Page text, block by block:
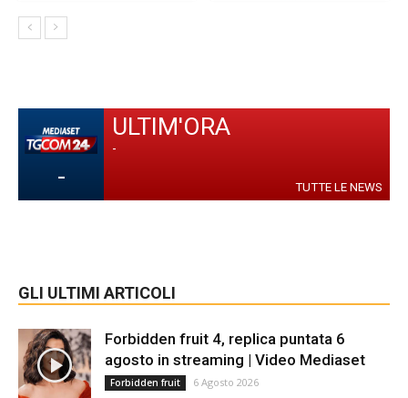
-
ULTIM'ORA
-
TUTTE LE NEWS
GLI ULTIMI ARTICOLI
Forbidden fruit 4, replica puntata 6
agosto in streaming | Video Mediaset
Forbidden fruit 6 Agosto 2026